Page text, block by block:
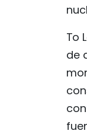
To
de